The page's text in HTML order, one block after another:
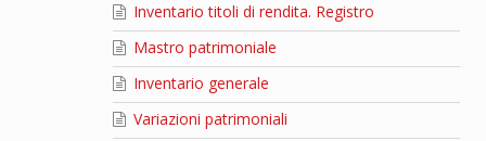
Inventario titoli di rendita. Registro
Mastro patrimoniale
Inventario generale
Variazioni patrimoniali